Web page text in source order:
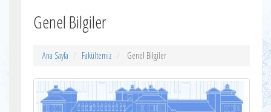
Genel Bilgiler
Ana Sayfa Fakültemiz Genel Bilgiler